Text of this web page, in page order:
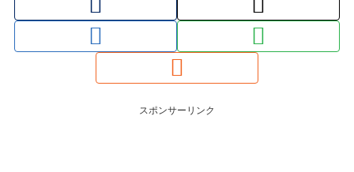
スポンサーリンク